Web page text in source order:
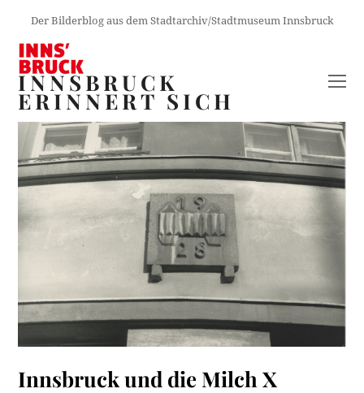
Der Bilderblog aus dem Stadtarchiv/Stadtmuseum Innsbruck
INNSBRUCK
ERINNERT SICH
Innsbruck und die Milch X